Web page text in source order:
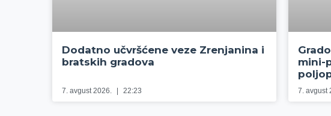
Dodatno učvršćene veze Zrenjanina i
bratskih gradova
7. avgust 2026. 22:23
mini-
7. avgust